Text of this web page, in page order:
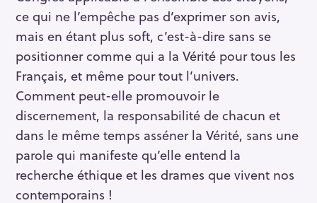
ce qui ne l’empêche pas d’exprimer son avis,
mais en étant plus soft, c’est-à-dire sans se
positionner comme qui a la Vérité pour tous les
Français, et même pour tout l’univers.
Comment peut-elle promouvoir le
discernement, la responsabilité de chacun et
dans le même temps asséner la Vérité, sans une
parole qui manifeste qu’elle entend la
recherche éthique et les drames que vivent nos
contemporains !